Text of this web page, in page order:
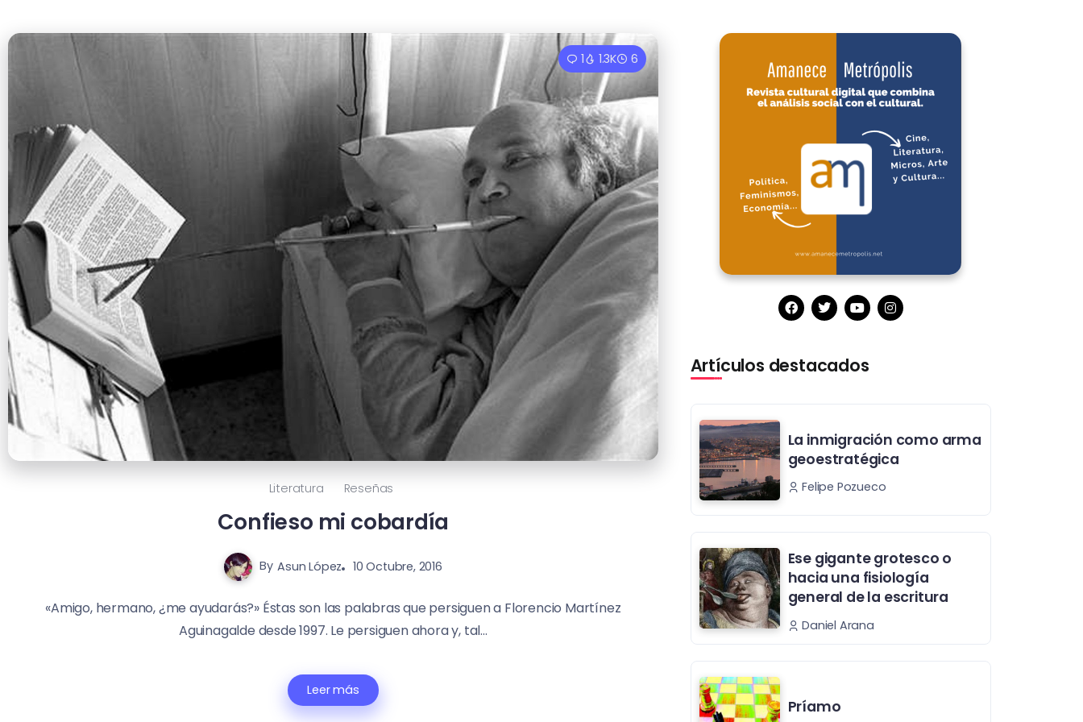
1 1.3K 6
Literatura Reseñas
Confieso mi cobardía
By Asun López 10 Octubre, 2016
«Amigo, hermano, ¿me ayudarás?» Éstas son las palabras que persiguen a Florencio Martínez
Aguinagalde desde 1997. Le persiguen ahora y, tal...
Leer más
Artículos destacados
La inmigración como arma
geoestratégica
Felipe Pozueco
Ese gigante grotesco o
hacia una fisiología
general de la escritura
Daniel Arana
Príamo